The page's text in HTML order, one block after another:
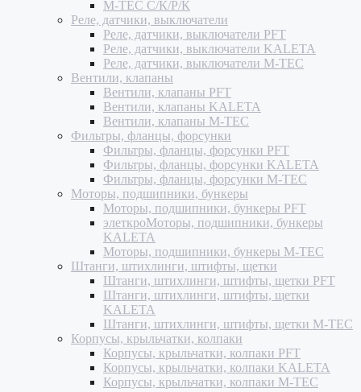
M-TEC С/К/Р/К
Реле, датчики, выключатели
Реле, датчики, выключатели PFT
Реле, датчики, выключатели KALETA
Реле, датчики, выключатели M-TEC
Вентили, клапаны
Вентили, клапаны PFT
Вентили, клапаны KALETA
Вентили, клапаны M-TEC
Фильтры, фланцы, форсунки
Фильтры, фланцы, форсунки PFT
Фильтры, фланцы, форсунки KALETA
Фильтры, фланцы, форсунки M-TEC
Моторы, подшипники, бункеры
Моторы, подшипники, бункеры PFT
элеткроМоторы, подшипники, бункеры
KALETA
Моторы, подшипники, бункеры M-TEC
Штанги, штихлинги, штифты, щетки
Штанги, штихлинги, штифты, щетки PFT
Штанги, штихлинги, штифты, щетки
KALETA
Штанги, штихлинги, штифты, щетки M-TEC
Корпусы, крыльчатки, колпаки
Корпусы, крыльчатки, колпаки PFT
Корпусы, крыльчатки, колпаки KALETA
Корпусы, крыльчатки, колпаки M-TEC